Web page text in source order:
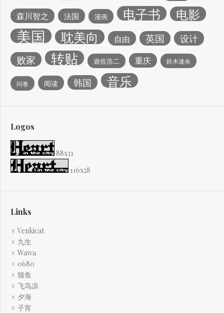
森川智之 法国 漫画 电子书 电影
美国 耽美向 自由 英国 设计
败家 转贴 遊佐浩二 重庆 鈴木達央
问卷 阅读 韩国 音乐
Logos
88x31
116x28
Links
♀ Venkicat
♀ 九生
♀ Wawa
♀ 0680
♀ 猫鱼
♀ 飞鸟凉
♀ 夕海
♀ 子宵